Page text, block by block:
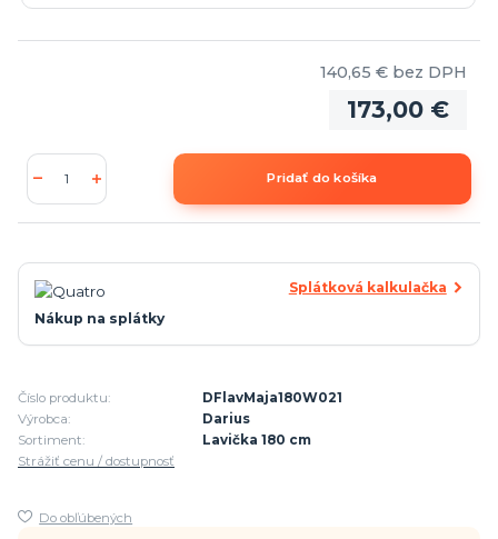
173,00 €
140,65 € bez DPH
Pridať do košíka
Splátková kalkulačka
Nákup na splátky
Číslo produktu:
DFlavMaja180W021
Výrobca:
Darius
Sortiment:
Lavička 180 cm
Strážiť cenu / dostupnosť
Do obľúbených